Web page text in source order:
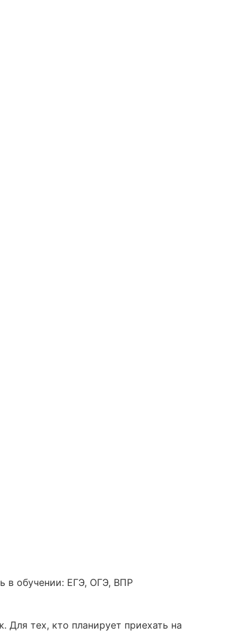
в обучении: ЕГЭ, ОГЭ, ВПР
тех, кто планирует приехать на